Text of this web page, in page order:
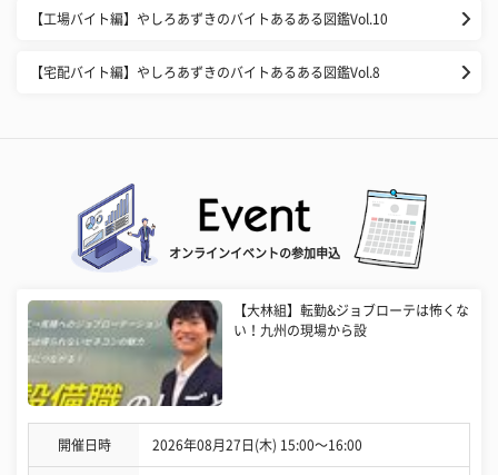
【工場バイト編】やしろあずきのバイトあるある図鑑Vol.10
【宅配バイト編】やしろあずきのバイトあるある図鑑Vol.8
オンラインイベントの参加申込
【大林組】転勤&ジョブローテは怖くな
い！九州の現場から設
開催日時 2026年08月27日(木) 15:00〜16:00